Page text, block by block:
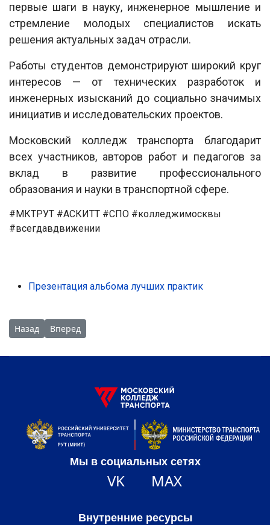
первые шаги в науку, инженерное мышление и
стремление молодых специалистов искать
решения актуальных задач отрасли.
Работы студентов демонстрируют широкий круг
интересов — от технических разработок и
инженерных изысканий до социально значимых
инициатив и исследовательских проектов.
Московский колледж транспорта благодарит
всех участников, авторов работ и педагогов за
вклад в развитие профессионального
образования и науки в транспортной сфере.
#МКТРУТ #АСКИТТ #СПО #колледжимосквы
#всегдавдвижении
Презентация альбома лучших практик
Предыдущий: Творческая встреча с писателем-фантастом
Назад Следующий: Встреча Артемия Киселёва,
Вперед
Мы в социальных сетях
VK MAX
Внутренние ресурсы